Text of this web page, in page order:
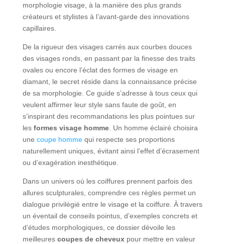
morphologie visage, à la manière des plus grands
créateurs et stylistes à l’avant-garde des innovations
capillaires.
De la rigueur des visages carrés aux courbes douces
des visages ronds, en passant par la finesse des traits
ovales ou encore l’éclat des formes de visage en
diamant, le secret réside dans la connaissance précise
de sa morphologie. Ce guide s’adresse à tous ceux qui
veulent affirmer leur style sans faute de goût, en
s’inspirant des recommandations les plus pointues sur
les formes visage homme. Un homme éclairé choisira
une coupe hommequi respecte ses proportions
naturellement uniques, évitant ainsi l’effet d’écrasement
ou d’exagération inesthétique.
Dans un univers où les coiffures prennent parfois des
allures sculpturales, comprendre ces règles permet un
dialogue privilégié entre le visage et la coiffure. À travers
un éventail de conseils pointus, d’exemples concrets et
d’études morphologiques, ce dossier dévoile les
meilleures coupes de cheveuxpour mettre en valeur